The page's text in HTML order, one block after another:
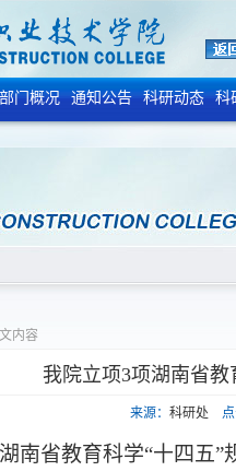
部门概况 通知公告 科研动态 科
内容
我院立项3项湖南省教
来源： 科研处 点
南省教育科学“十四五”